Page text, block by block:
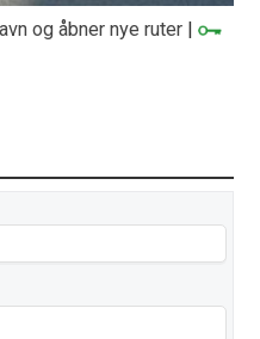
og åbner nye ruter |